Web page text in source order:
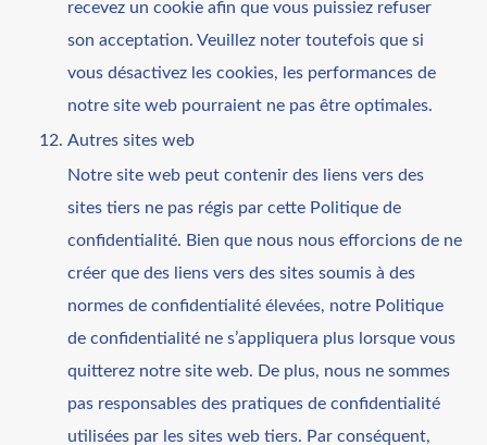
recevez un cookie afin que vous puissiez refuser
son acceptation. Veuillez noter toutefois que si
vous désactivez les cookies, les performances de
notre site web pourraient ne pas être optimales.
Autres sites web
Notre site web peut contenir des liens vers des
sites tiers ne pas régis par cette Politique de
confidentialité. Bien que nous nous efforcions de ne
créer que des liens vers des sites soumis à des
normes de confidentialité élevées, notre Politique
de confidentialité ne s’appliquera plus lorsque vous
quitterez notre site web. De plus, nous ne sommes
pas responsables des pratiques de confidentialité
utilisées par les sites web tiers. Par conséquent,